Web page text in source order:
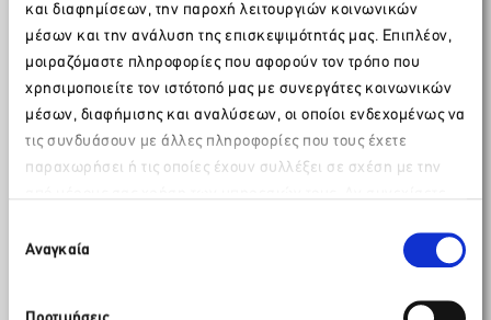
και διαφημίσεων, την παροχή λειτουργιών κοινωνικών
μέσων και την ανάλυση της επισκεψιμότητάς μας. Επιπλέον,
μοιραζόμαστε πληροφορίες που αφορούν τον τρόπο που
χρησιμοποιείτε τον ιστότοπό μας με συνεργάτες κοινωνικών
μέσων, διαφήμισης και αναλύσεων, οι οποίοι ενδεχομένως να
τις συνδυάσουν με άλλες πληροφορίες που τους έχετε
παραχωρήσει ή τις οποίες έχουν συλλέξει σε σχέση με την
των Cookies μας.
συγκατάθεσης
Αναγκαία
υποδομές. Χρειαζόμαστε αλλαγή του αναπτυξιακού
μοντέλου της χώρας. Καταθέσαμε στην κυβέρνηση ένα
στρατηγικό σχέδιο για την ανάπτυξη έως το 2030, με
στοχευμένες δράσεις, για να μπορέσουμε να
αμβλύνουμε το αναπτυξιακό μοντέλο, να πάμε σε
περισσότερες περιοχές και περισσότερους μήνες».
Μπορείτε να παρακολουθήσετεεδώ, το fireside chat.